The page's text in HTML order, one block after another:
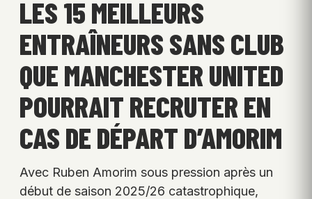
LES 15 MEILLEURS
ENTRAÎNEURS SANS CLUB
QUE MANCHESTER UNITED
POURRAIT RECRUTER EN
CAS DE DÉPART D’AMORIM
Avec Ruben Amorim sous pression après un
début de saison 2025/26 catastrophique,